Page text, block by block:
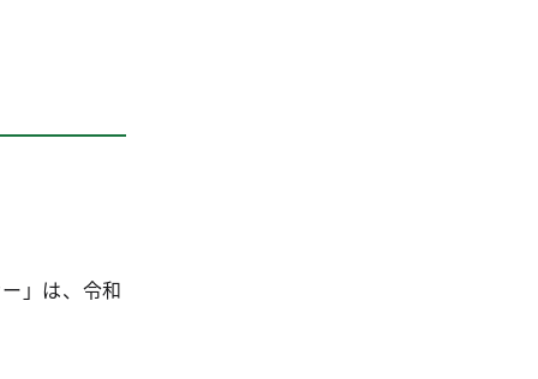
」は、令和